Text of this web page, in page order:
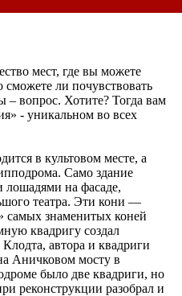
мест, где вы можете
ли почувствовать
– вопрос. Хотите? Тогда вам
- уникальном во всех
в культовом месте, а
Само здание
на фасаде,
театра. Эти кони —
самых знаменитых коней
квадригу создал
автора и квадриги
Аничковом мосту в
было две квадриги, но
реконструкции разобрал и